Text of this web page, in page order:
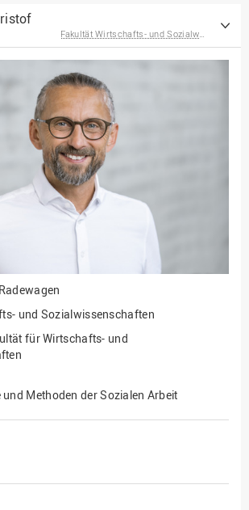
und
und
und Sozialwissenschaften
für Wirtschafts- und
Methoden der Sozialen Arbeit